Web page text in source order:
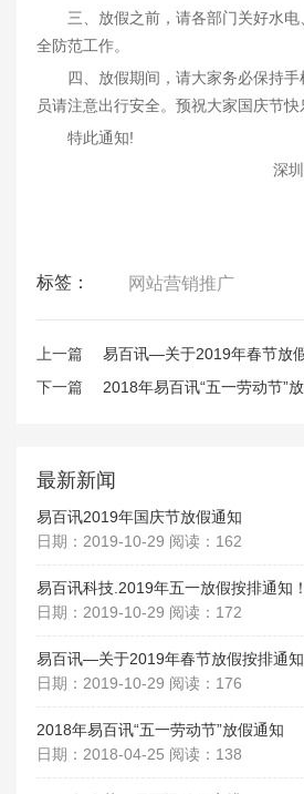
三、放假之前，请各部门关好水电
全防范工作。
四、放假期间，请大家务必保持手
员请注意出行安全。预祝大家国庆节快
特此通知!
深圳
标签： 网站营销推广
上一篇
易百讯—关于2019年春节放
下一篇
2018年易百讯“五一劳动节”
最新新闻
易百讯2019年国庆节放假通知
日期：2019-10-29 阅读：162
易百讯科技.2019年五一放假按排通知！
日期：2019-10-29 阅读：172
易百讯—关于2019年春节放假按排通知
日期：2019-10-29 阅读：176
2018年易百讯“五一劳动节”放假通知
日期：2018-04-25 阅读：138